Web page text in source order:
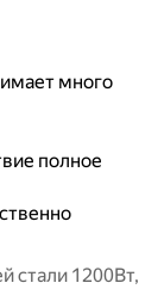
много
полное
стали 1200Вт,